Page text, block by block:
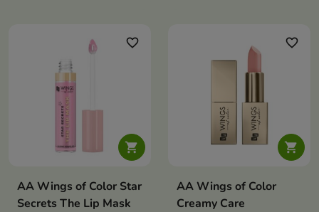
zapewnia ukojenie, komfort,
naturalny połysk oraz ochronę
przed szkodliwymi czynnikami
suchości, szorstkości i napięcia,
pozostawiając usta pełne
blasku, komfortu i subtelnego

favorite_border
AA Wings of Color Star
Secrets The Lip Mask

favorite_border
AA Wings of Color
Creamy Care